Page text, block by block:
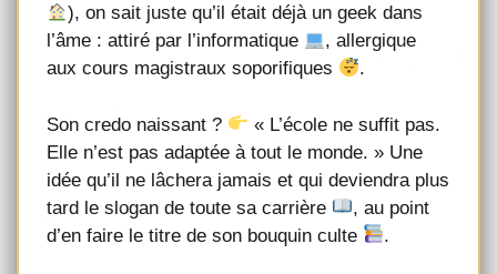
), on sait juste qu’il était déjà un geek dans
l’âme : attiré par l’informatique
, allergique
aux cours magistraux soporifiques
.
Son credo naissant ?
« L’école ne suffit pas.
Elle n’est pas adaptée à tout le monde. » Une
idée qu’il ne lâchera jamais et qui deviendra plus
tard le slogan de toute sa carrière
, au point
d’en faire le titre de son bouquin culte
.